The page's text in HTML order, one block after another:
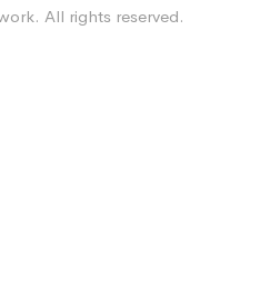
All rights reserved.